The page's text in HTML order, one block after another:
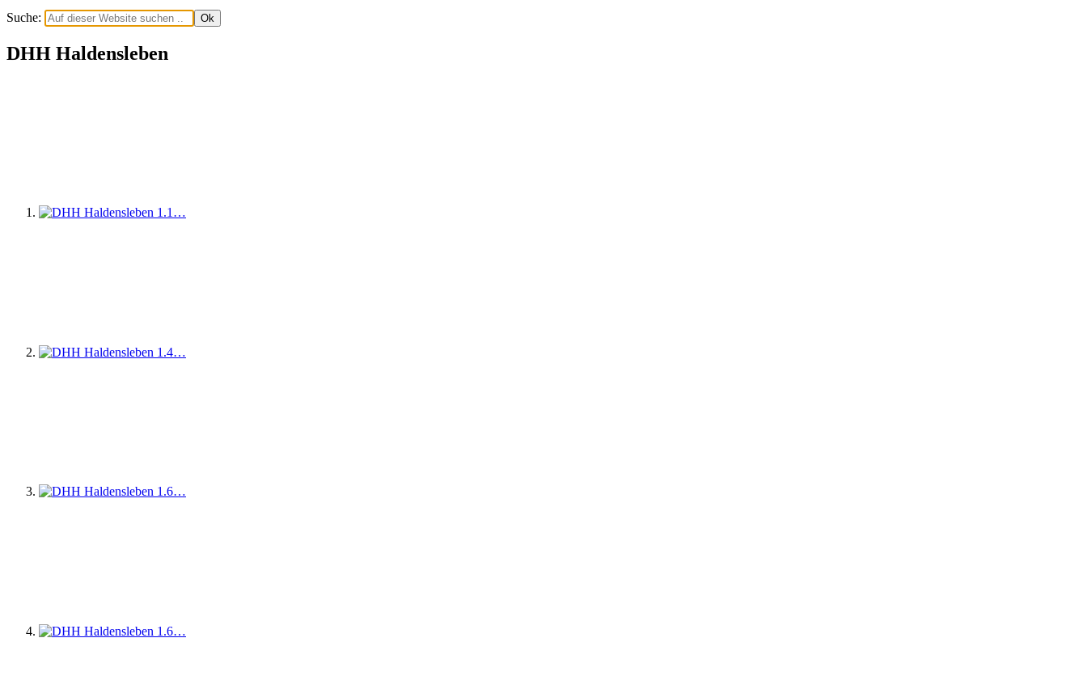
Suche:
DHH Haldensleben